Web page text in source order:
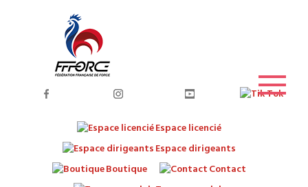
Espace licencié
Espace dirigeants
Boutique
Contact